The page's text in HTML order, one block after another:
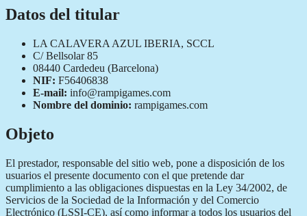
Datos del titular
LA CALAVERA AZUL IBERIA, SCCL
C/ Bellsolar 85
08440 Cardedeu (Barcelona)
NIF: F56406838
E-mail: info@rampigames.com
Nombre del dominio: rampigames.com
Objeto
El prestador, responsable del sitio web, pone a disposición de los
usuarios el presente documento con el que pretende dar
cumplimiento a las obligaciones dispuestas en la Ley 34/2002, de
Servicios de la Sociedad de la Información y del Comercio
Electrónico (LSSI-CE), así como informar a todos los usuarios del